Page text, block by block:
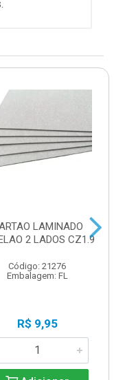
LAMINADO
2 LADOS CZ1.9
Código: 21276
Embalagem: FL
R$ 9,95